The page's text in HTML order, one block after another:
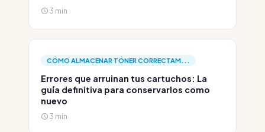
3 min
CÓMO ALMACENAR TÓNER CORRECTAM...
Errores que arruinan tus cartuchos: La
guía definitiva para conservarlos como
nuevo
3 min